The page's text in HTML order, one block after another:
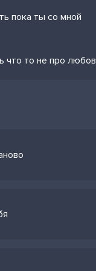
пока ты со мной
что то не про